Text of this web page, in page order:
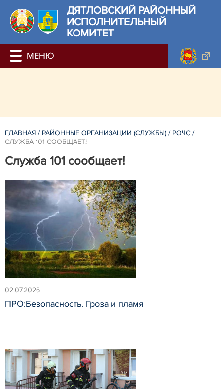
ДЯТЛОВСКИЙ РАЙОННЫЙ
ИСПОЛНИТЕЛЬНЫЙ
КОМИТЕТ
ГЛАВНАЯ / РАЙОННЫЕ ОРГАНИЗАЦИИ (СЛУЖБЫ) / РОЧС /
СЛУЖБА 101 СООБЩАЕТ!
Служба 101 сообщает!
02.07.2026
ПРО:Безопасность. Гроза и пламя